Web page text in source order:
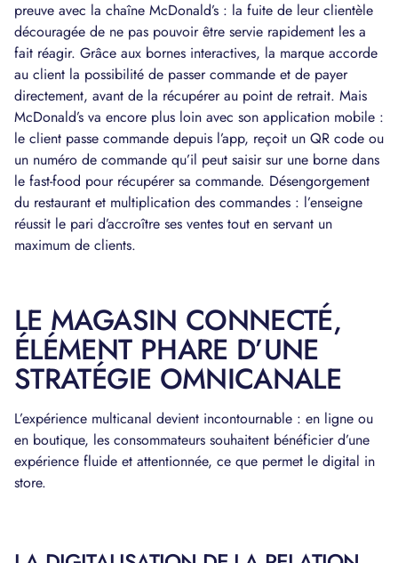
preuve avec la chaîne McDonald’s : la fuite de leur clientèle
découragée de ne pas pouvoir être servie rapidement les a
fait réagir. Grâce aux bornes interactives, la marque accorde
au client la possibilité de passer commande et de payer
directement, avant de la récupérer au point de retrait. Mais
McDonald’s va encore plus loin avec son application mobile :
le client passe commande depuis l’app, reçoit un QR code ou
un numéro de commande qu’il peut saisir sur une borne dans
le fast-food pour récupérer sa commande. Désengorgement
du restaurant et multiplication des commandes : l’enseigne
réussit le pari d’accroître ses ventes tout en servant un
maximum de clients.
LE MAGASIN CONNECTÉ,
ÉLÉMENT PHARE D’UNE
STRATÉGIE OMNICANALE
L’expérience multicanal devient incontournable : en ligne ou
en boutique, les consommateurs souhaitent bénéficier d’une
expérience fluide et attentionnée, ce que permet le digital in
store.